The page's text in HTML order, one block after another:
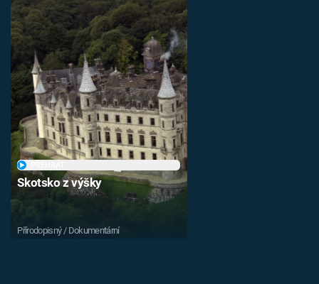
Skotsko z výšky
Přírodopisný / Dokumentární